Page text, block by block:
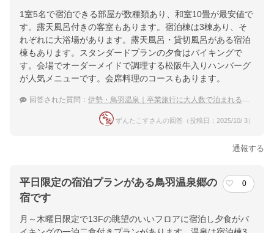
1室5名で宿泊できる部屋が数種類あり、和室10畳が最安値で
す。露天風呂付きの客室もあります。宿泊棟は3棟あり、そ
れぞれに大浴場があります。露天風呂・貸切風呂がある宿泊
棟もあります。スタンダードプランの夕食はバイキングで
す。会場でオーダーメイドで調理する松阪牛入りハンバーグ
が人気メニューです。会席料理のコースもあります。
回答された質問： 伊勢・鳥羽温泉｜卒業旅行に大人数で泊まれる温泉宿のおすすめは？
ずんたこすさんの回答（投稿日：2025/10/ 3）
通報する
平日限定の宿泊プランがある鳥羽温泉郷の
宿です
0
月～木曜日限定で13Fの眺望のいいフロアに宿泊し夕食がバ